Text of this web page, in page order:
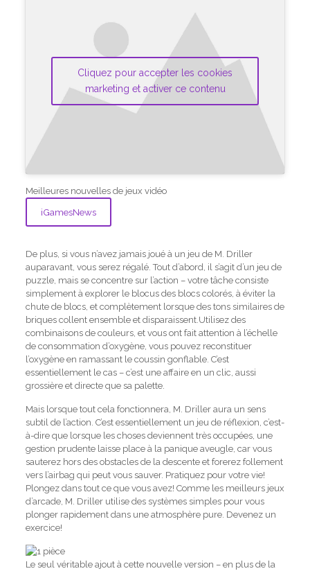
Cliquez pour accepter les cookies
marketing et activer ce contenu
Meilleures nouvelles de jeux vidéo
iGamesNews
De plus, si vous n’avez jamais joué à un jeu de M. Driller
auparavant, vous serez régalé. Tout d’abord, il s’agit d’un jeu de
puzzle, mais se concentre sur l’action – votre tâche consiste
simplement à explorer le blocus des blocs colorés, à éviter la
chute de blocs, et complètement lorsque des tons similaires de
briques collent ensemble et disparaissent.Utilisez des
combinaisons de couleurs, et vous ont fait attention à l’échelle
de consommation d’oxygène, vous pouvez reconstituer
l’oxygène en ramassant le coussin gonflable. C’est
essentiellement le cas – c’est une affaire en un clic, aussi
grossière et directe que sa palette.
Mais lorsque tout cela fonctionnera, M. Driller aura un sens
subtil de l’action. C’est essentiellement un jeu de réflexion, c’est-
à-dire que lorsque les choses deviennent très occupées, une
gestion prudente laisse place à la panique aveugle, car vous
sauterez hors des obstacles de la descente et forerez follement
vers l’airbag qui peut vous sauver. Pratiquez pour votre vie!
Plongez dans tout ce que vous avez! Comme les meilleurs jeux
d’arcade, M. Driller utilise des systèmes simples pour vous
plonger rapidement dans une atmosphère pure. Devenez un
exercice!
Le seul véritable ajout à cette nouvelle version – en plus de la